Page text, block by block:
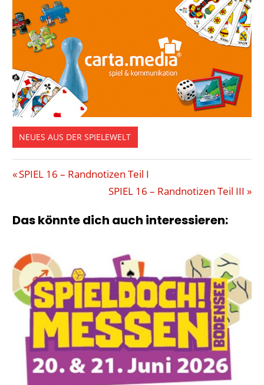
NEUES AUS DER SPIELEWELT
GESCHICHTEN
RANDNOTIZEN
SPIEL
16
SPIELE
SPIELMESSE
TRANSPORT
BAHN
Beitragsnavigation
Vorheriger
SPIEL 16 – Randnotizen Teil I
Nächster
SPIEL 16 – Randnotizen Teil III
Das könnte dich auch interessieren: